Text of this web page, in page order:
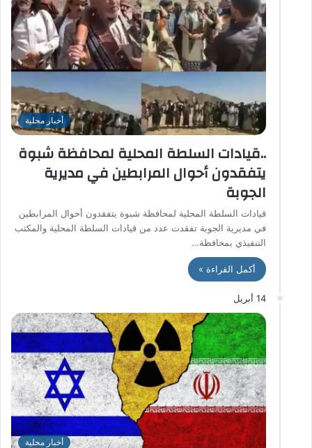
أخبار محلية
..قيادات السلطة المحلية لمحافظة شبوة
يتفقدون أحوال المرابطين في مديرية
الجوبة
قيادات السلطة المحلية لمحافظة شبوة يتفقدون أحوال المرابطين
في مديرية الجوبة تفقدت عدد من قيادات السلطة المحلية والمكتب
التنفيذي بمحافظة…
أكمل القراءة »
14 أبريل
أخبار محلية